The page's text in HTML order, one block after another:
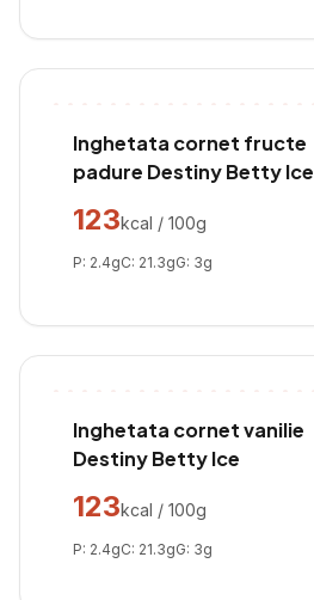
Inghetata cornet fructe
padure Destiny Betty Ice
123kcal / 100g
P: 2.4gC: 21.3gG: 3g
Inghetata cornet vanilie
Destiny Betty Ice
123kcal / 100g
P: 2.4gC: 21.3gG: 3g